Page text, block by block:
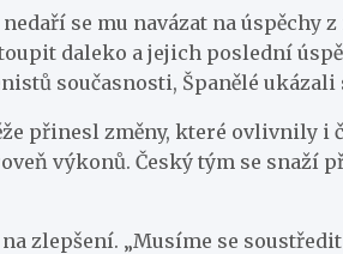
se mu navázat na úspěchy
daleko a jejich poslední
současnosti, Španělé
přinesl změny, které ovlivnily i
výkonů. Český tým se
zlepšení. „Musíme se